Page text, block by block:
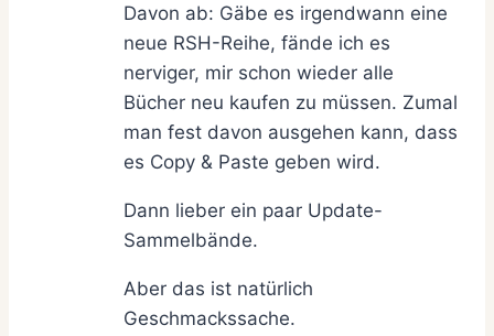
Davon ab: Gäbe es irgendwann eine
neue RSH-Reihe, fände ich es
nerviger, mir schon wieder alle
Bücher neu kaufen zu müssen. Zumal
man fest davon ausgehen kann, dass
es Copy & Paste geben wird.
Dann lieber ein paar Update-
Sammelbände.
Aber das ist natürlich
Geschmackssache.